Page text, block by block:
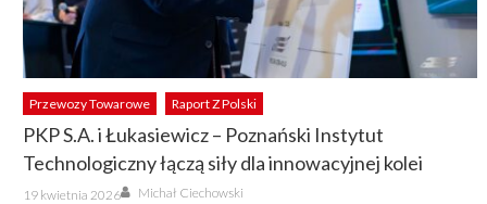
Przewozy Towarowe Raport Z Polski
PKP S.A. i Łukasiewicz – Poznański Instytut
Technologiczny łączą siły dla innowacyjnej kolei
Posted
19 kwietnia 2026 Author
Michał Ciechowski